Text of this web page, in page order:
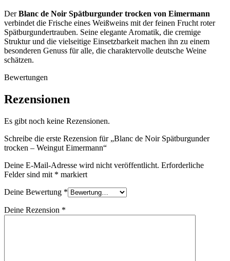
DerBlanc de Noir Spätburgunder trocken von Eimermann
verbindet die Frische eines Weißweins mit der feinen Frucht roter
Spätburgundertrauben. Seine elegante Aromatik, die cremige
Struktur und die vielseitige Einsetzbarkeit machen ihn zu einem
besonderen Genuss für alle, die charaktervolle deutsche Weine
schätzen.
Bewertungen
Rezensionen
Es gibt noch keine Rezensionen.
Schreibe die erste Rezension für „Blanc de Noir Spätburgunder
trocken – Weingut Eimermann“
Deine E-Mail-Adresse wird nicht veröffentlicht. Erforderliche
Felder sind mit * markiert
Deine Bewertung *
Deine Rezension *